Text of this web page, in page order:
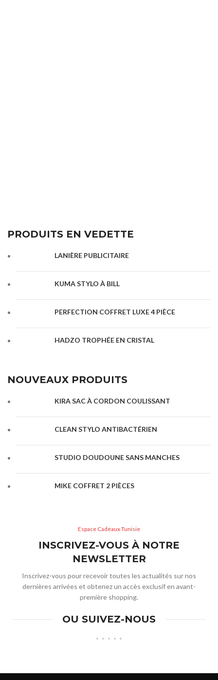
PRODUITS EN VEDETTE
LANIÈRE PUBLICITAIRE
KUMA STYLO À BILL
PERFECTION COFFRET LUXE 4 PIÈCE
HADZO TROPHÉE EN CRISTAL
NOUVEAUX PRODUITS
KIRA SAC À CORDON COULISSANT
CLEAN STYLO ANTIBACTÉRIEN
STUDIO DOUDOUNE SANS MANCHES
MIKE COFFRET 2 PIÈCES
Espace Cadeaux Tunisie
INSCRIVEZ-VOUS À NOTRE
NEWSLETTER
Inscrivez-vous pour recevoir toutes les actualités sur nos
dernières arrivées et obtenez un accès exclusif en avant-
première shopping.
OU SUIVEZ-NOUS